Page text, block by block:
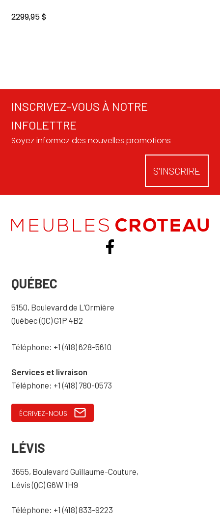
2299,95$
INSCRIVEZ-VOUS À NOTRE
INFOLETTRE
Soyez informez des nouvelles promotions
S'INSCRIRE
QUÉBEC
5150, Boulevard de L’Ormière
Québec (QC) G1P 4B2
Téléphone: +1 (418) 628-5610
Services et livraison
Téléphone: +1 (418) 780-0573
ÉCRIVEZ-NOUS
LÉVIS
3655, Boulevard Guillaume-Couture,
Lévis (QC) G6W 1H9
Téléphone: +1 (418) 833-9223